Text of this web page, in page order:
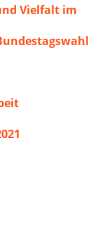
Vielfalt im